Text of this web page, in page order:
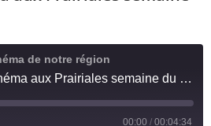
de notre région
Les sorties cinéma aux Prairiales semaine du 13 juillet 2026
00:00 / 00:04:34